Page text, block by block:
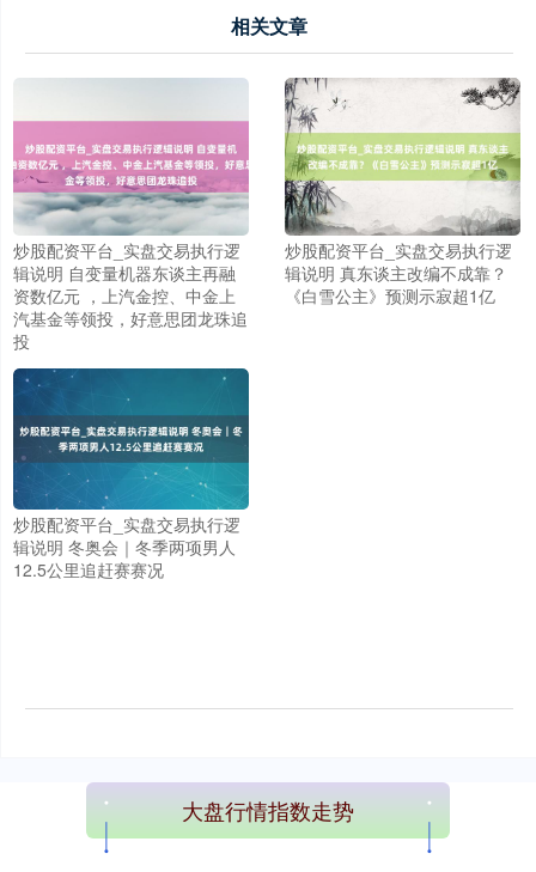
相关文章
炒股配资平台_实盘交易执行逻
辑说明 自变量机器东谈主再融
资数亿元 ，上汽金控、中金上
汽基金等领投，好意思团龙珠追
投
炒股配资平台_实盘交易执行逻
辑说明 真东谈主改编不成靠？
《白雪公主》预测示寂超1亿
炒股配资平台_实盘交易执行逻
辑说明 冬奥会｜冬季两项男人
12.5公里追赶赛赛况
大盘行情指数走势
上证综指 3900.35
深证成指 14110.12 -34.08 -0.24%